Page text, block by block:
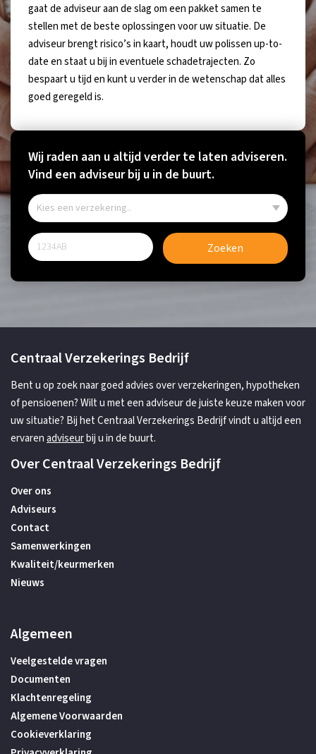
gaat de adviseur aan de slag om een pakket samen te
stellen met de beste oplossingen voor uw situatie. De
adviseur brengt risico’s in kaart, houdt uw polissen up-to-
date en staat u bij in eventuele schadetrajecten. Zo
bespaart u tijd en kunt u verder in de wetenschap dat alles
goed geregeld is.
Wij raden aan u altijd verder te laten adviseren.
Vind een adviseur bij u in de buurt.
Zoeken
Centraal Verzekerings Bedrijf
Bent u op zoek naar goed advies over verzekeringen, hypotheken
of pensioenen? Wilt u met een adviseur de juiste keuze maken voor
uw situatie? Bij het Centraal Verzekerings Bedrijf vindt u altijd een
ervarenadviseurbij u in de buurt.
Over Centraal Verzekerings Bedrijf
Over ons
Adviseurs
Contact
Samenwerkingen
Kwaliteit/keurmerken
Nieuws
Algemeen
Veelgestelde vragen
Documenten
Klachtenregeling
Algemene Voorwaarden
Cookieverklaring